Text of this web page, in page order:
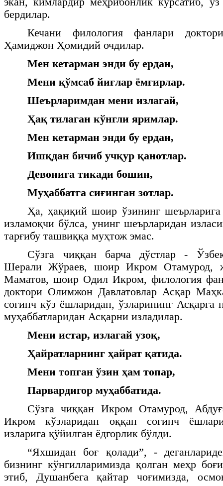
бердилар.
Кечани филология фанлари
Ҳамиджон Ҳомидий очдилар.
Мен кетарман энди бу ердан,
Мени қўмсаб йиғлар ёмғирлар.
Шеърларимдан мени излагай,
Ҳақ тилаган кўнгли яримлар.
Мен кетарман энди бу ердан,
Ишқдан бичиб учқур қанотлар.
Девонига тикади бошин,
Муҳаббатга сиғинган зотлар.
Ҳа, ҳақиқий шоир ўзининг
изламоқчи бўлса, унинг шеърларидан
тарғибу ташвиққа муҳтож эмас.
Сўзга чиққан барча дўстлар -
Шерали Жўраев, шоир Икром Отамурод,
Маматов, шоир Одил Икром, филология
доктори Олимжон Давлатовлар Асқар
соғинч кўз ёшларидан, ўзларининг Асқарга
муҳаббатларидан Асқарни изладилар.
Мени истар, излагай узоқ,
Ҳайратларнинг ҳайрат қатида.
Мени топган ўзин ҳам топар,
Парвардигор муҳаббатида.
Сўзга чиққан Икром Отамурод,
Икром кўзларидан оққан соғинч
изларига қўйилган ёдгорлик бўлди.
“Яхшидан боғ қолади”, -
бизнинг кўнгилларимизда қолган меҳр
этиб, Душанбега қайтар чоғимизда,